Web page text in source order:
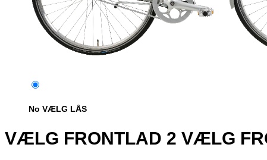
No VÆLG LÅS
VÆLG FRONTLAD 2 VÆLG